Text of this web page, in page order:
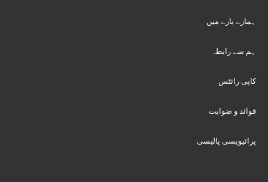
ہمارے بارے میں
ہم سے رابطہ
کاپی رائٹس
قوائد و ضوابت
پرائیویسی پالیسی